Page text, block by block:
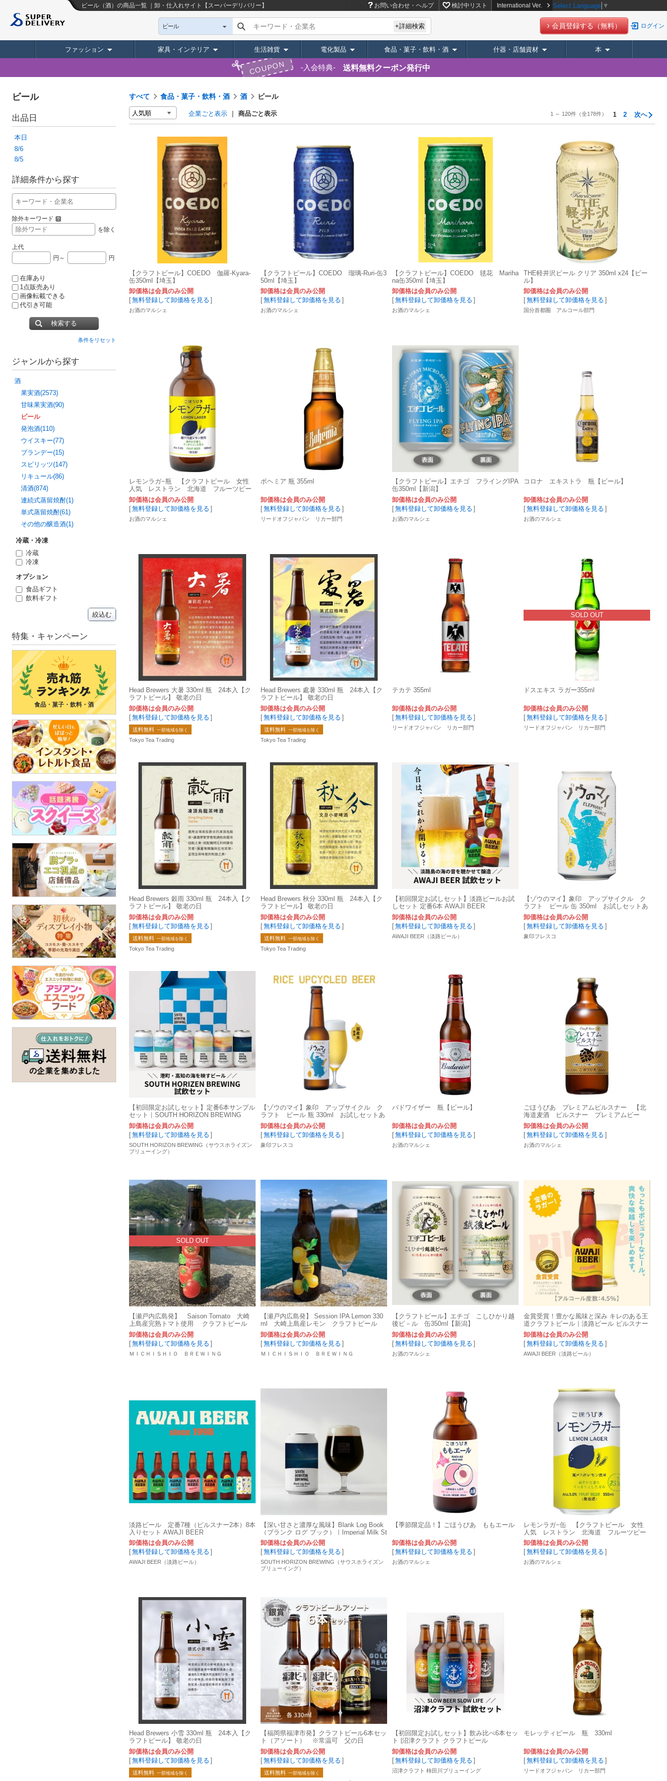
ビール（酒）の商品一覧 ｜卸・仕入れサイト【スーパーデリバリー】 お問い合わせ・ヘルプ 検討中リスト International Ver. Select Language ▼
ビール キーワード・企業名 +詳細検索 会員登録する（無料） ログイン
ファッション 家具・インテリア 生活雑貨 電化製品 食品・菓子・飲料・酒 什器・店舗資材 本
COUPON 入会特典 送料無料クーポン発行中
ビール
出品日
本日
8/6
8/5
詳細条件から探す
除外キーワード
を除く
上代
円～
円
在庫あり
1点販売あり
画像転載できる
代引き可能
検索する
条件をリセット
ジャンルから探す
酒
果実酒(2573)
甘味果実酒(90)
ビール
発泡酒(110)
ウイスキー(77)
ブランデー(15)
スピリッツ(147)
リキュール(86)
清酒(874)
連続式蒸留焼酎(1)
単式蒸留焼酎(61)
その他の醸造酒(1)
冷蔵・冷凍
冷蔵
冷凍
オプション
食品ギフト
飲料ギフト
絞込む
特集・キャンペーン
食品・菓子・飲料・酒
すべて 食品・菓子・飲料・酒 酒 ビール
企業ごと表示 商品ごと表示 1 ～ 120件（全178件） 1 2 次へ
【クラフトビール】COEDO 伽羅‐Kyara‐
缶350ml【埼玉】
卸価格は会員のみ公開
[無料登録して卸価格を見る ]
お酒のマルシェ
【クラフトビール】COEDO 瑠璃‐Ruri‐缶3
50ml【埼玉】
卸価格は会員のみ公開
[無料登録して卸価格を見る ]
お酒のマルシェ
【クラフトビール】COEDO 毬花 Mariha
na缶350ml【埼玉】
卸価格は会員のみ公開
[無料登録して卸価格を見る ]
お酒のマルシェ
THE軽井沢ビール クリア 350ml x24【ビー
ル】
卸価格は会員のみ公開
[無料登録して卸価格を見る ]
国分首都圏 アルコール部門
レモンラガ−瓶 【クラフトビール 女性
人気 レストラン 北海道 フルーツビー
ル 甘くない 話題】
卸価格は会員のみ公開
[無料登録して卸価格を見る ]
お酒のマルシェ
ボヘミア 瓶 355ml
卸価格は会員のみ公開
[無料登録して卸価格を見る ]
リードオフジャパン リカー部門
【クラフトビール】エチゴ フライングIPA
缶350ml【新潟】
卸価格は会員のみ公開
[無料登録して卸価格を見る ]
お酒のマルシェ
コロナ エキストラ 瓶【ビール】
卸価格は会員のみ公開
[無料登録して卸価格を見る ]
お酒のマルシェ
Head Brewers 大暑 330ml 瓶 24本入【ク
ラフトビール】 敬老の日
卸価格は会員のみ公開
[無料登録して卸価格を見る ]
送料無料 一部地域を除く
Tokyo Tea Trading
Head Brewers 處暑 330ml 瓶 24本入【ク
ラフトビール】 敬老の日
卸価格は会員のみ公開
[無料登録して卸価格を見る ]
送料無料 一部地域を除く
Tokyo Tea Trading
テカテ 355ml
卸価格は会員のみ公開
[無料登録して卸価格を見る ]
リードオフジャパン リカー部門
SOLD OUT
ドスエキス ラガー355ml
卸価格は会員のみ公開
[無料登録して卸価格を見る ]
リードオフジャパン リカー部門
Head Brewers 穀雨 330ml 瓶 24本入【ク
ラフトビール】 敬老の日
卸価格は会員のみ公開
[無料登録して卸価格を見る ]
送料無料 一部地域を除く
Tokyo Tea Trading
Head Brewers 秋分 330ml 瓶 24本入【ク
ラフトビール】 敬老の日
卸価格は会員のみ公開
[無料登録して卸価格を見る ]
送料無料 一部地域を除く
Tokyo Tea Trading
【初回限定お試しセット】淡路ビールお試
しセット 定番6本 AWAJI BEER
卸価格は会員のみ公開
[無料登録して卸価格を見る ]
AWAJI BEER（淡路ビール）
【ゾウのマイ】象印 アップサイクル ク
ラフト ビール 缶 350ml お試しセットあ
り
卸価格は会員のみ公開
[無料登録して卸価格を見る ]
象印フレスコ
【初回限定お試しセット】定番6本サンプル
セット｜SOUTH HORIZON BREWING
卸価格は会員のみ公開
[無料登録して卸価格を見る ]
SOUTH HORIZON BREWING（サウスホライズン
ブリューイング）
【ゾウのマイ】象印 アップサイクル ク
ラフト ビール 瓶 330ml お試しセットあ
り
卸価格は会員のみ公開
[無料登録して卸価格を見る ]
象印フレスコ
バドワイザー 瓶【ビール】
卸価格は会員のみ公開
[無料登録して卸価格を見る ]
お酒のマルシェ
ごほうびあ プレミアムピルスナー 【北
海道麦酒 ピルスナー プレミアムビー
ル】
卸価格は会員のみ公開
[無料登録して卸価格を見る ]
お酒のマルシェ
SOLD OUT
【瀬戸内広島発】 Saison Tomato 大崎
上島産完熟トマト使用 クラフトビール
卸価格は会員のみ公開
[無料登録して卸価格を見る ]
ＭＩＣＨＩＳＨＩＯ ＢＲＥＷＩＮＧ
【瀬戸内広島発】 Session IPA Lemon 330
ml 大崎上島産レモン クラフトビール
卸価格は会員のみ公開
[無料登録して卸価格を見る ]
ＭＩＣＨＩＳＨＩＯ ＢＲＥＷＩＮＧ
【クラフトビール】エチゴ こしひかり越
後ビ－ル 缶350ml【新潟】
卸価格は会員のみ公開
[無料登録して卸価格を見る ]
お酒のマルシェ
金賞受賞！豊かな風味と深み キレのある王
道クラフトビール｜淡路ビール ピルスナー
AWAJI BEER
卸価格は会員のみ公開
[無料登録して卸価格を見る ]
AWAJI BEER（淡路ビール）
淡路ビール 定番7種（ピルスナー2本）8本
入りセット AWAJI BEER
卸価格は会員のみ公開
[無料登録して卸価格を見る ]
AWAJI BEER（淡路ビール）
【深い甘さと濃厚な風味】Blank Log Book
（ブランク ログ ブック）｜Imperial Milk St
out｜350ml｜ABV10.5%
卸価格は会員のみ公開
[無料登録して卸価格を見る ]
SOUTH HORIZON BREWING（サウスホライズン
ブリューイング）
【季節限定品！】ごほうびあ ももエール
卸価格は会員のみ公開
[無料登録して卸価格を見る ]
お酒のマルシェ
レモンラガ−缶 【クラフトビール 女性
人気 レストラン 北海道 フルーツビー
ル 甘くない 話題】
卸価格は会員のみ公開
[無料登録して卸価格を見る ]
お酒のマルシェ
Head Brewers 小雪 330ml 瓶 24本入【ク
ラフトビール】 敬老の日
卸価格は会員のみ公開
[無料登録して卸価格を見る ]
送料無料 一部地域を除く
【福岡県福津市発】クラフトビール6本セッ
ト（アソート） ※常温可 父の日
卸価格は会員のみ公開
[無料登録して卸価格を見る ]
送料無料 一部地域を除く
【初回限定お試しセット】飲み比べ6本セッ
ト |沼津クラフト クラフトビール
卸価格は会員のみ公開
[無料登録して卸価格を見る ]
沼津クラフト 柿田川ブリューイング
モレッティビール 瓶 330ml
卸価格は会員のみ公開
[無料登録して卸価格を見る ]
リードオフジャパン リカー部門